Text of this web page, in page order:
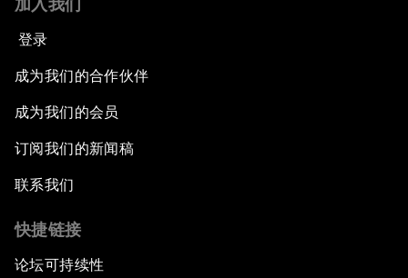
加入我们
登录
成为我们的合作伙伴
成为我们的会员
订阅我们的新闻稿
联系我们
快捷链接
论坛可持续性